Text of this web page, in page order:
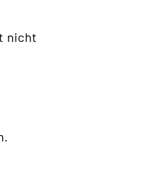
nicht